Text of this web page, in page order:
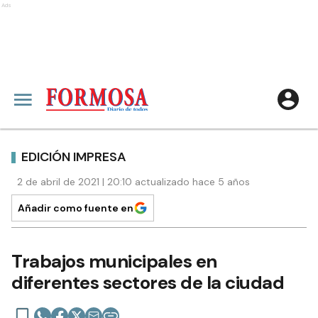
Ads
EDICIÓN IMPRESA
2 de abril de 2021 | 20:10 actualizado hace 5 años
Añadir como fuente en
Trabajos municipales en
diferentes sectores de la ciudad